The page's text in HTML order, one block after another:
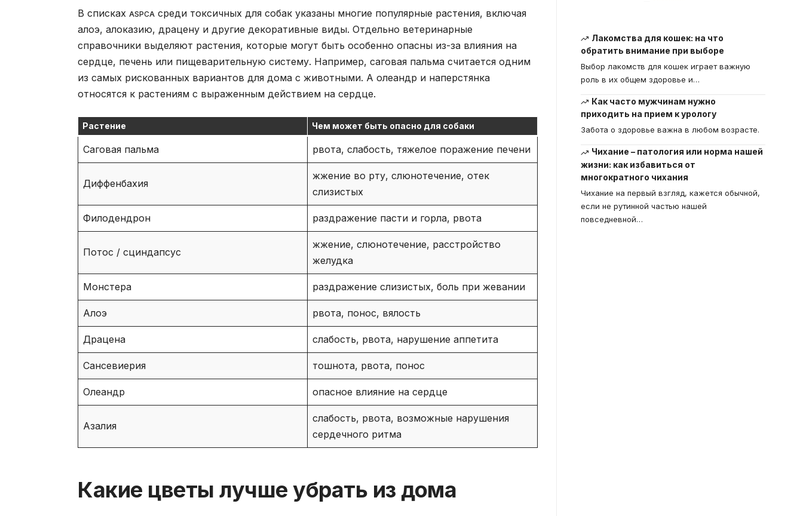
В списках ASPCA среди токсичных для собак указаны многие популярные растения, включая
алоэ, алоказию, драцену и другие декоративные виды. Отдельно ветеринарные
справочники выделяют растения, которые могут быть особенно опасны из-за влияния на
сердце, печень или пищеварительную систему. Например, саговая пальма считается одним
из самых рискованных вариантов для дома с животными. А олеандр и наперстянка
относятся к растениям с выраженным действием на сердце.
Растение Чем может быть опасно для собаки
Саговая пальма рвота, слабость, тяжелое поражение печени
Диффенбахия
жжение во рту, слюнотечение, отек
слизистых
Филодендрон раздражение пасти и горла, рвота
Потос / сциндапсус
жжение, слюнотечение, расстройство
желудка
Монстера раздражение слизистых, боль при жевании
Алоэ рвота, понос, вялость
Драцена слабость, рвота, нарушение аппетита
Сансевиерия тошнота, рвота, понос
Олеандр опасное влияние на сердце
Азалия
слабость, рвота, возможные нарушения
сердечного ритма
Какие цветы лучше убрать из дома
Лакомства для кошек: на что
обратить внимание при выборе
Выбор лакомств для кошек играет важную
роль в их общем здоровье и…
Как часто мужчинам нужно
приходить на прием к урологу
Забота о здоровье важна в любом возрасте.
Чихание – патология или норма нашей
жизни: как избавиться от
многократного чихания
Чихание на первый взгляд, кажется обычной,
если не рутинной частью нашей
повседневной…